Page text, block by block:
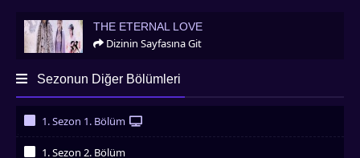
The Eternal Love
THE ETERNAL LOVE
Dizinin Sayfasına Git
Sezonun Diğer Bölümleri
1. Sezon 1. Bölüm
1. Sezon 2. Bölüm